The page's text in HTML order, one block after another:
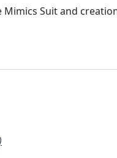
Suit and